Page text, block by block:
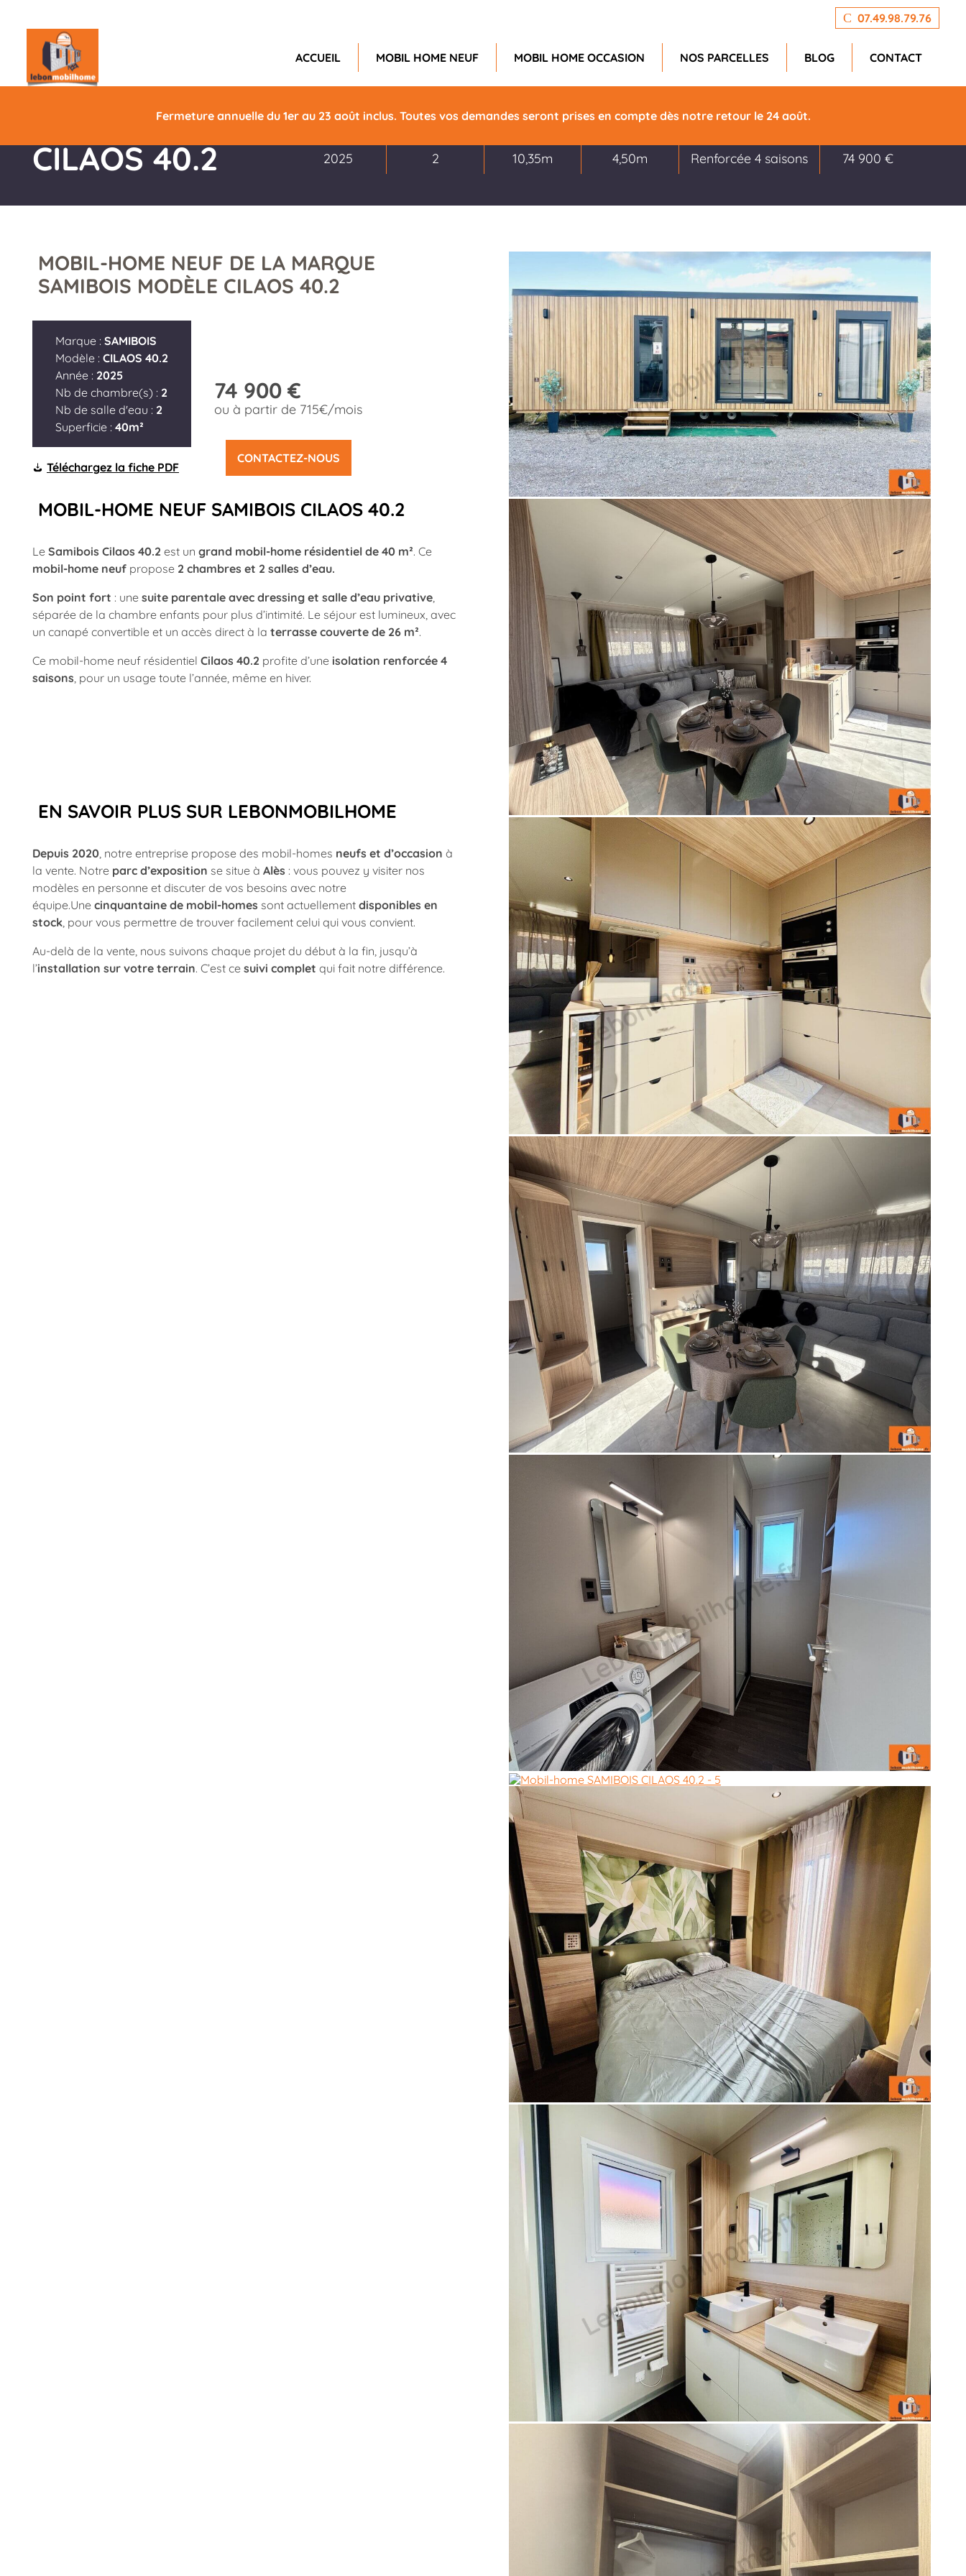
07.49.98.79.76
ACCUEIL MOBIL HOME NEUF MOBIL HOME OCCASION NOS PARCELLES BLOG CONTACT
Fermeture annuelle du 1er au 23 août inclus. Toutes vos demandes seront prises en compte dès notre retour le 24 août.
SAMIBOIS
CILAOS 40.2
2025
2
10,35m
4,50m
Renforcée 4 saisons
74 900 €
MOBIL-HOME NEUF DE LA MARQUE
SAMIBOIS MODÈLE CILAOS 40.2
Marque : SAMIBOIS
Modèle : CILAOS 40.2
Année : 2025
Nb de chambre(s) : 2
Nb de salle d'eau : 2
Superficie : 40m²
Téléchargez la fiche PDF
74 900 €
ou à partir de 715€/mois
CONTACTEZ-NOUS
MOBIL-HOME NEUF SAMIBOIS CILAOS 40.2
Le Samibois Cilaos 40.2 est un grand mobil-home résidentiel de 40 m². Ce
mobil-home neuf propose 2 chambres et 2 salles d’eau.
Son point fort : une suite parentale avec dressing et salle d’eau privative,
séparée de la chambre enfants pour plus d’intimité. Le séjour est lumineux, avec
un canapé convertible et un accès direct à la terrasse couverte de 26 m².
Ce mobil-home neuf résidentiel Cilaos 40.2 profite d’une isolation renforcée 4
saisons, pour un usage toute l’année, même en hiver.
EN SAVOIR PLUS SUR LEBONMOBILHOME
Depuis 2020, notre entreprise propose des mobil-homes neufs et d’occasion à
la vente. Notre parc d’exposition se situe à Alès : vous pouvez y visiter nos
modèles en personne et discuter de vos besoins avec notre
équipe.Une cinquantaine de mobil-homes sont actuellement disponibles en
stock, pour vous permettre de trouver facilement celui qui vous convient.
Au-delà de la vente, nous suivons chaque projet du début à la fin, jusqu’à
l’installation sur votre terrain. C’est ce suivi complet qui fait notre différence.